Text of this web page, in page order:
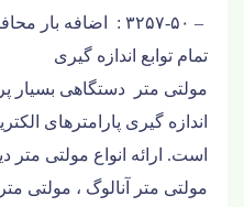
تمام توابع اندازه گیری
مولتی متر دستگاهی بسیار
اندازه گیری پارامترهای
است. ارائه انواع مولتی متر
مولتی متر آنالوگ ، مولتی